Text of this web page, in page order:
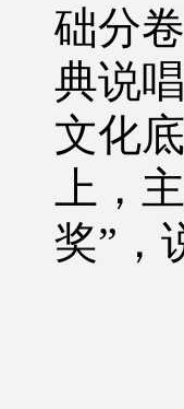
础分
典说
文化
上，
奖”，